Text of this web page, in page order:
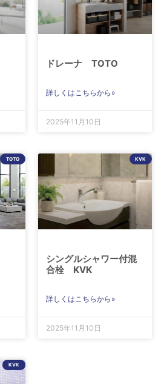
ドレーナ TOTO
詳しくはこちらから»
2025年11月10日
TOTO KVK
シングルシャワー付混
合栓 KVK
詳しくはこちらから»
2025年11月10日
KVK